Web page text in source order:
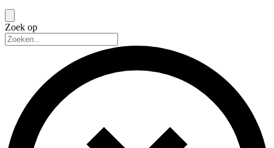
Zoek op